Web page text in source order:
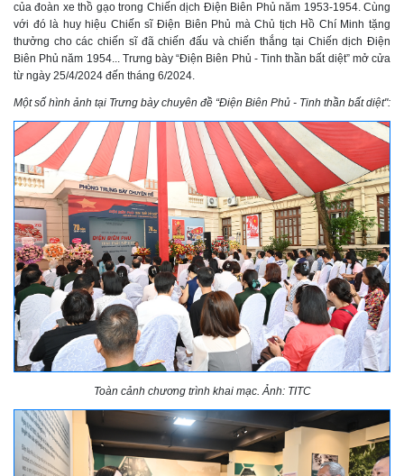
của đoàn xe thồ gạo trong Chiến dịch Điện Biên Phủ năm 1953-1954. Cùng
với đó là huy hiệu Chiến sĩ Điện Biên Phủ mà Chủ tịch Hồ Chí Minh tặng
thưởng cho các chiến sĩ đã chiến đấu và chiến thắng tại Chiến dịch Điện
Biên Phủ năm 1954... Trưng bày “Điện Biên Phủ - Tinh thần bất diệt” mở cửa
từ ngày 25/4/2024 đến tháng 6/2024.
Một số hình ảnh tại Trưng bày chuyên đề “Điện Biên Phủ - Tinh thần bất diệt":
Toàn cảnh chương trình khai mạc. Ảnh: TITC